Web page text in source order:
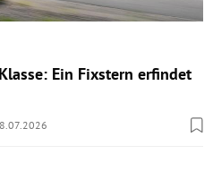
Ein Fixstern erfindet